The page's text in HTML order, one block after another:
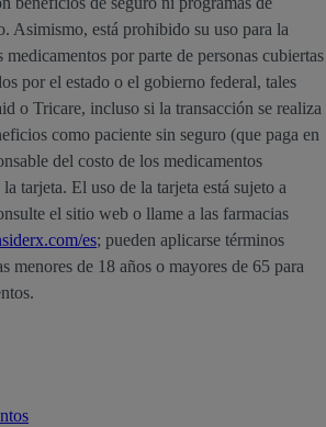
Asimismo, está prohibido su uso para la
por parte de personas cubiertas
por el estado o el gobierno federal, tales
o Tricare, incluso si la transacción se realiza
como paciente sin seguro (que paga en
del costo de los medicamentos
tarjeta. El uso de la tarjeta está sujeto a
el sitio web o llame a las farmacias
es; pueden aplicarse términos
menores de 18 años o mayores de 65 para